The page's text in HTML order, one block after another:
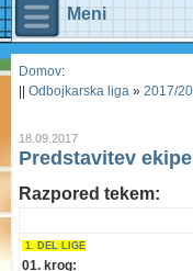
Meni
Domov:
Odbojkarska liga » 2017/
18.09.2017
Predstavitev
Razpored tekem:
1. DEL LIGE
01. krog: